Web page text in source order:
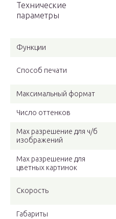
Технические
параметры
Функции
Способ печати
Максимальный формат
Число оттенков
Max разрешение для ч/б
изображений
Max разрешение для
цветных картинок
Скорость
Габариты